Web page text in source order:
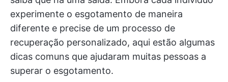
experimente o esgotamento de maneira
diferente e precise de um processo de
recuperação personalizado, aqui estão algumas
dicas comuns que ajudaram muitas pessoas a
superar o esgotamento.